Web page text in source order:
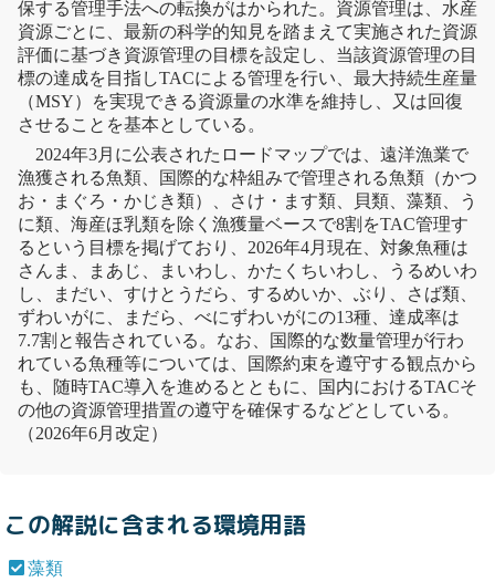
保する管理手法への転換がはかられた。資源管理は、水産
資源ごとに、最新の科学的知見を踏まえて実施された資源
評価に基づき資源管理の目標を設定し、当該資源管理の目
標の達成を目指しTACによる管理を行い、 最大持続生産量
（MSY）を実現できる資源量の水準を維持し、又は回復
させることを基本としている。
2024年3月に公表されたロードマップでは、遠洋漁業で
漁獲される魚類、国際的な枠組みで管理される魚類（かつ
お・まぐろ・かじき類）、さけ・ます類、貝類、 藻類 、う
に類、海産ほ乳類を除く漁獲量ベースで8割をTAC管理す
るという目標を掲げており、2026年4月現在、対象魚種は
さんま、まあじ、まいわし、かたくちいわし、うるめいわ
し、まだい、すけとうだら、するめいか、ぶり、さば類、
ずわいがに、まだら、べにずわいがにの13種、達成率は
7.7割と報告されている。なお、国際的な数量管理が行わ
れている魚種等については、国際約束を遵守する観点から
も、随時TAC導入を進めるとともに、国内におけるTACそ
の他の資源管理措置の遵守を確保するなどとしている。
（2026年6月改定）
この解説に含まれる環境用語
藻類